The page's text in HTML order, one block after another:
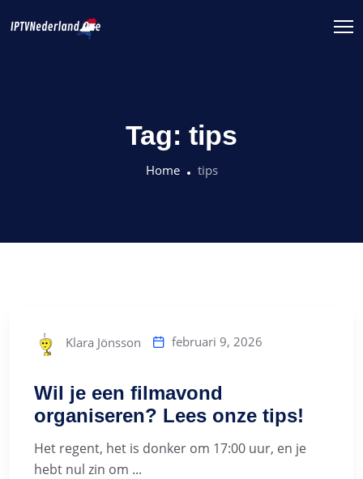
Tag: tips
Home tips
Klara Jönsson februari 9, 2026
Wil je een filmavond
organiseren? Lees onze tips!
Het regent, het is donker om 17:00 uur, en je
hebt nul zin om ...